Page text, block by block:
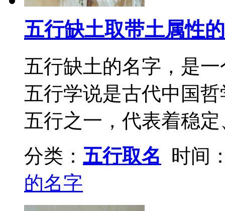
五行缺土取带土属性
五行缺土的名字，是
五行学说是古代中国
五行之一，代表着稳
分类： 五行取名 时间
的名字